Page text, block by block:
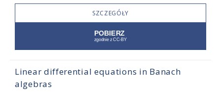
SZCZEGÓŁY
Linear differential equations in Banach
algebras